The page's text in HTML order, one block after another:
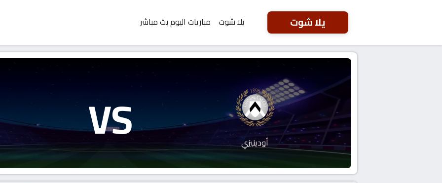
يلا شوت يلا شوت مباريات اليوم بث مباشر
أودينيزي VS